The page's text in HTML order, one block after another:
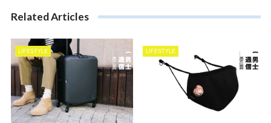
Related Articles
LIFESTYLE LIFESTYLE